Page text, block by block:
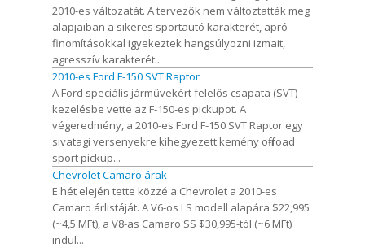
2010-es változatát. A tervezők nem változtatták meg
alapjaiban a sikeres sportautó karakterét, apró
finomításokkal igyekeztek hangsúlyozni izmait,
agresszív karakterét...
2010-es Ford F-150 SVT Raptor
A Ford speciális járművekért felelős csapata (SVT)
kezelésbe vette az F-150-es pickupot. A
végeredmény, a 2010-es Ford F-150 SVT Raptor egy
sivatagi versenyekre kihegyezett kemény off-road
sport pickup...
Chevrolet Camaro árak
E hét elején tette közzé a Chevrolet a 2010-es
Camaro árlistáját. A V6-os LS modell alapára $22,995
(~4,5 MFt), a V8-as Camaro SS $30,995-tól (~6 MFt)
indul...